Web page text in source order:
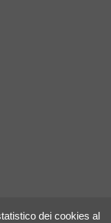
dei cookies al